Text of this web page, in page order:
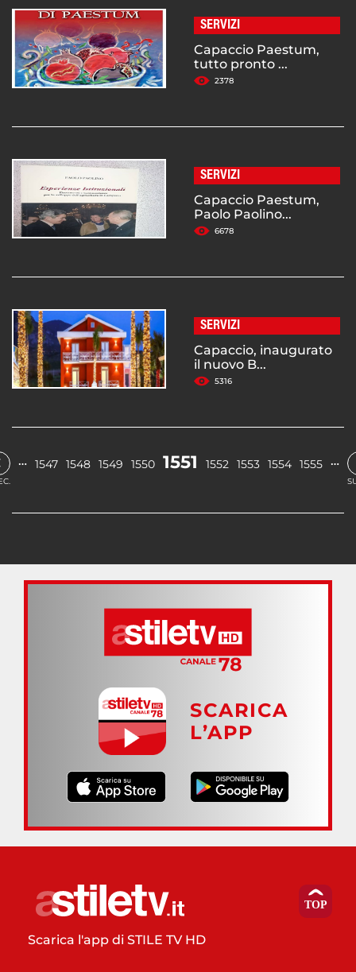
SERVIZI
Capaccio Paestum,
tutto pronto ...
2378
SERVIZI
Capaccio Paestum,
Paolo Paolino...
6678
SERVIZI
Capaccio, inaugurato
il nuovo B...
5316
… 1547 1548 1549 1550 1551 1552 1553 1554 1555 …
SCARICA
L’APP
Scarica l'app di STILE TV HD